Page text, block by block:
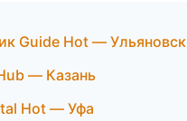
Guide Hot — Ульяновск
— Казань
Hot — Уфа